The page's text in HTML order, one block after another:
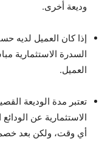
وديعة أخرى.
إذا كان العميل لديه
السدرة الاستثمارية
العميل.
تعتبر مدة الوديعة
الاستثمارية عن
أي وقت، ولكن بعد